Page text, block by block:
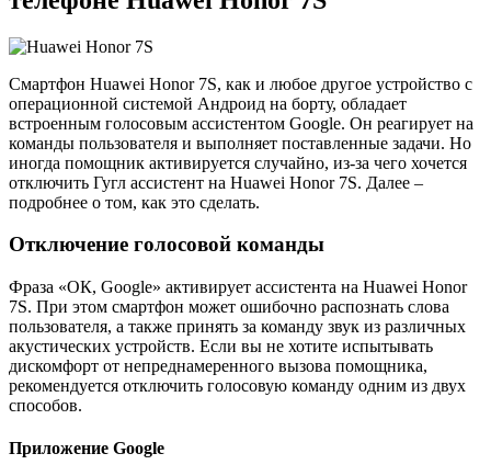
Смартфон Huawei Honor 7S, как и любое другое устройство с
операционной системой Андроид на борту, обладает
встроенным голосовым ассистентом Google. Он реагирует на
команды пользователя и выполняет поставленные задачи. Но
иногда помощник активируется случайно, из-за чего хочется
отключить Гугл ассистент на Huawei Honor 7S. Далее –
подробнее о том, как это сделать.
Отключение голосовой команды
Фраза «ОК, Google» активирует ассистента на Huawei Honor
7S. При этом смартфон может ошибочно распознать слова
пользователя, а также принять за команду звук из различных
акустических устройств. Если вы не хотите испытывать
дискомфорт от непреднамеренного вызова помощника,
рекомендуется отключить голосовую команду одним из двух
способов.
Приложение Google